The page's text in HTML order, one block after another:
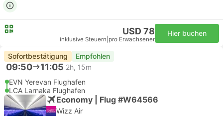
USD 78
inklusive Steuern pro Erwachsener
Hier buchen
Sofortbestätigung Empfohlen
09:50 11:05 2h, 15m
EVN Yerevan Flughafen
LCA Larnaka Flughafen
Economy | Flug #W64566
Wizz Air